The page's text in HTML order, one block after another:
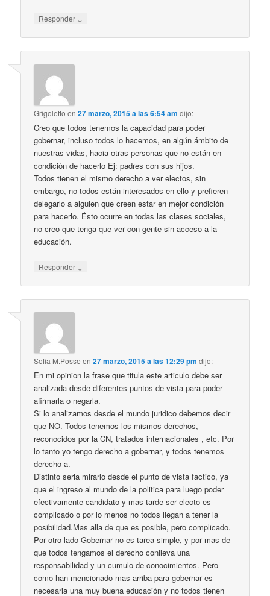
Responder ↓
Grigoletto en27 marzo, 2015 a las 6:54 am dijo:
Creo que todos tenemos la capacidad para poder
gobernar, incluso todos lo hacemos, en algún ámbito de
nuestras vidas, hacia otras personas que no están en
condición de hacerlo Ej: padres con sus hijos.
Todos tienen el mismo derecho a ver electos, sin
embargo, no todos están interesados en ello y prefieren
delegarlo a alguien que creen estar en mejor condición
para hacerlo. Ésto ocurre en todas las clases sociales,
no creo que tenga que ver con gente sin acceso a la
educación.
Responder ↓
Sofia M.Posse en27 marzo, 2015 a las 12:29 pm dijo:
En mi opinion la frase que titula este articulo debe ser
analizada desde diferentes puntos de vista para poder
afirmarla o negarla.
Si lo analizamos desde el mundo juridico debemos decir
que NO. Todos tenemos los mismos derechos,
reconocidos por la CN, tratados internacionales , etc. Por
lo tanto yo tengo derecho a gobernar, y todos tenemos
derecho a.
Distinto seria mirarlo desde el punto de vista factico, ya
que el ingreso al mundo de la politica para luego poder
efectivamente candidato y mas tarde ser electo es
complicado o por lo menos no todos llegan a tener la
posibilidad.Mas alla de que es posible, pero complicado.
Por otro lado Gobernar no es tarea simple, y por mas de
que todos tengamos el derecho conlleva una
responsabilidad y un cumulo de conocimientos. Pero
como han mencionado mas arriba para gobernar es
necesaria una muy buena educación y no todos tienen